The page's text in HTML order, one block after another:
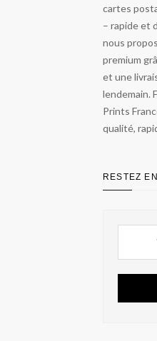
cartes
– rapide et
nous
premium
et une
lendemain.
Prints
qualité,
RESTEZ